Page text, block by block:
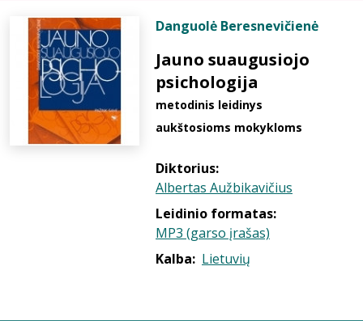
Danguolė Beresnevičienė
Jauno suaugusiojo
psichologija
metodinis leidinys
aukštosioms mokykloms
Diktorius:
Albertas Aužbikavičius
Leidinio formatas:
MP3 (garso įrašas)
Kalba: Lietuvių